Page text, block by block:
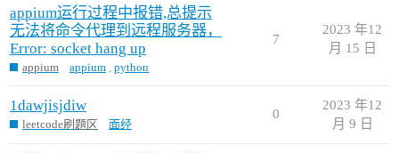
appium运行过程中报错,总提示
无法将命令代理到远程服务器，
Error: socket hang up
appium appium ,python
7
2023 年12
月 15 日
1dawjisjdiw
leetcode刷题区 面经
0
2023 年12
月 9 日